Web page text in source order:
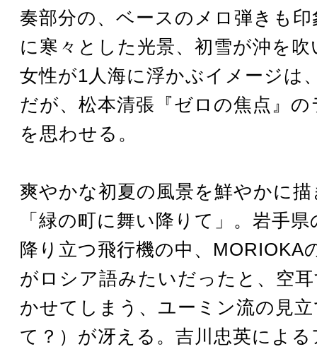
奏部分の、ベースのメロ弾きも
に寒々とした光景、初雪が沖を
女性が1人海に浮かぶイメージは
だが、松本清張『ゼロの焦点』
を思わせる。
爽やかな初夏の風景を鮮やかに
「緑の町に舞い降りて」。岩手
降り立つ飛行機の中、MORIOKA
がロシア語みたいだったと、空
かせてしまう、ユーミン流の見
て？）が冴える。吉川忠英によ